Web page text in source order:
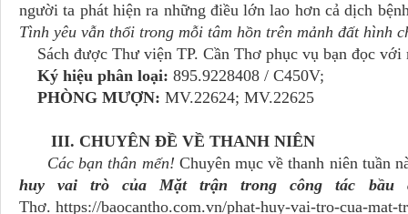
người ta phát hiện ra những điều lớn lao hơn cả dịch
Tình yêu vẫn thổi trong mỗi tâm hồn trên mảnh đất hình
Sách được Thư viện TP. Cần Thơ phục vụ bạn đọc với
Ký hiệu phân loại: 895.9228408 / C450V;
PHÒNG MƯỢN: MV.22624; MV.22625
III. CHUYÊN ĐỀ VỀ THANH NIÊN
Các bạn thân mến! Chuyên mục về thanh niên tuần
huy vai trò của Mặt trận trong công tác bầu
Thơ. https://baocantho.com.vn/phat-huy-vai-tro-cua-mat-